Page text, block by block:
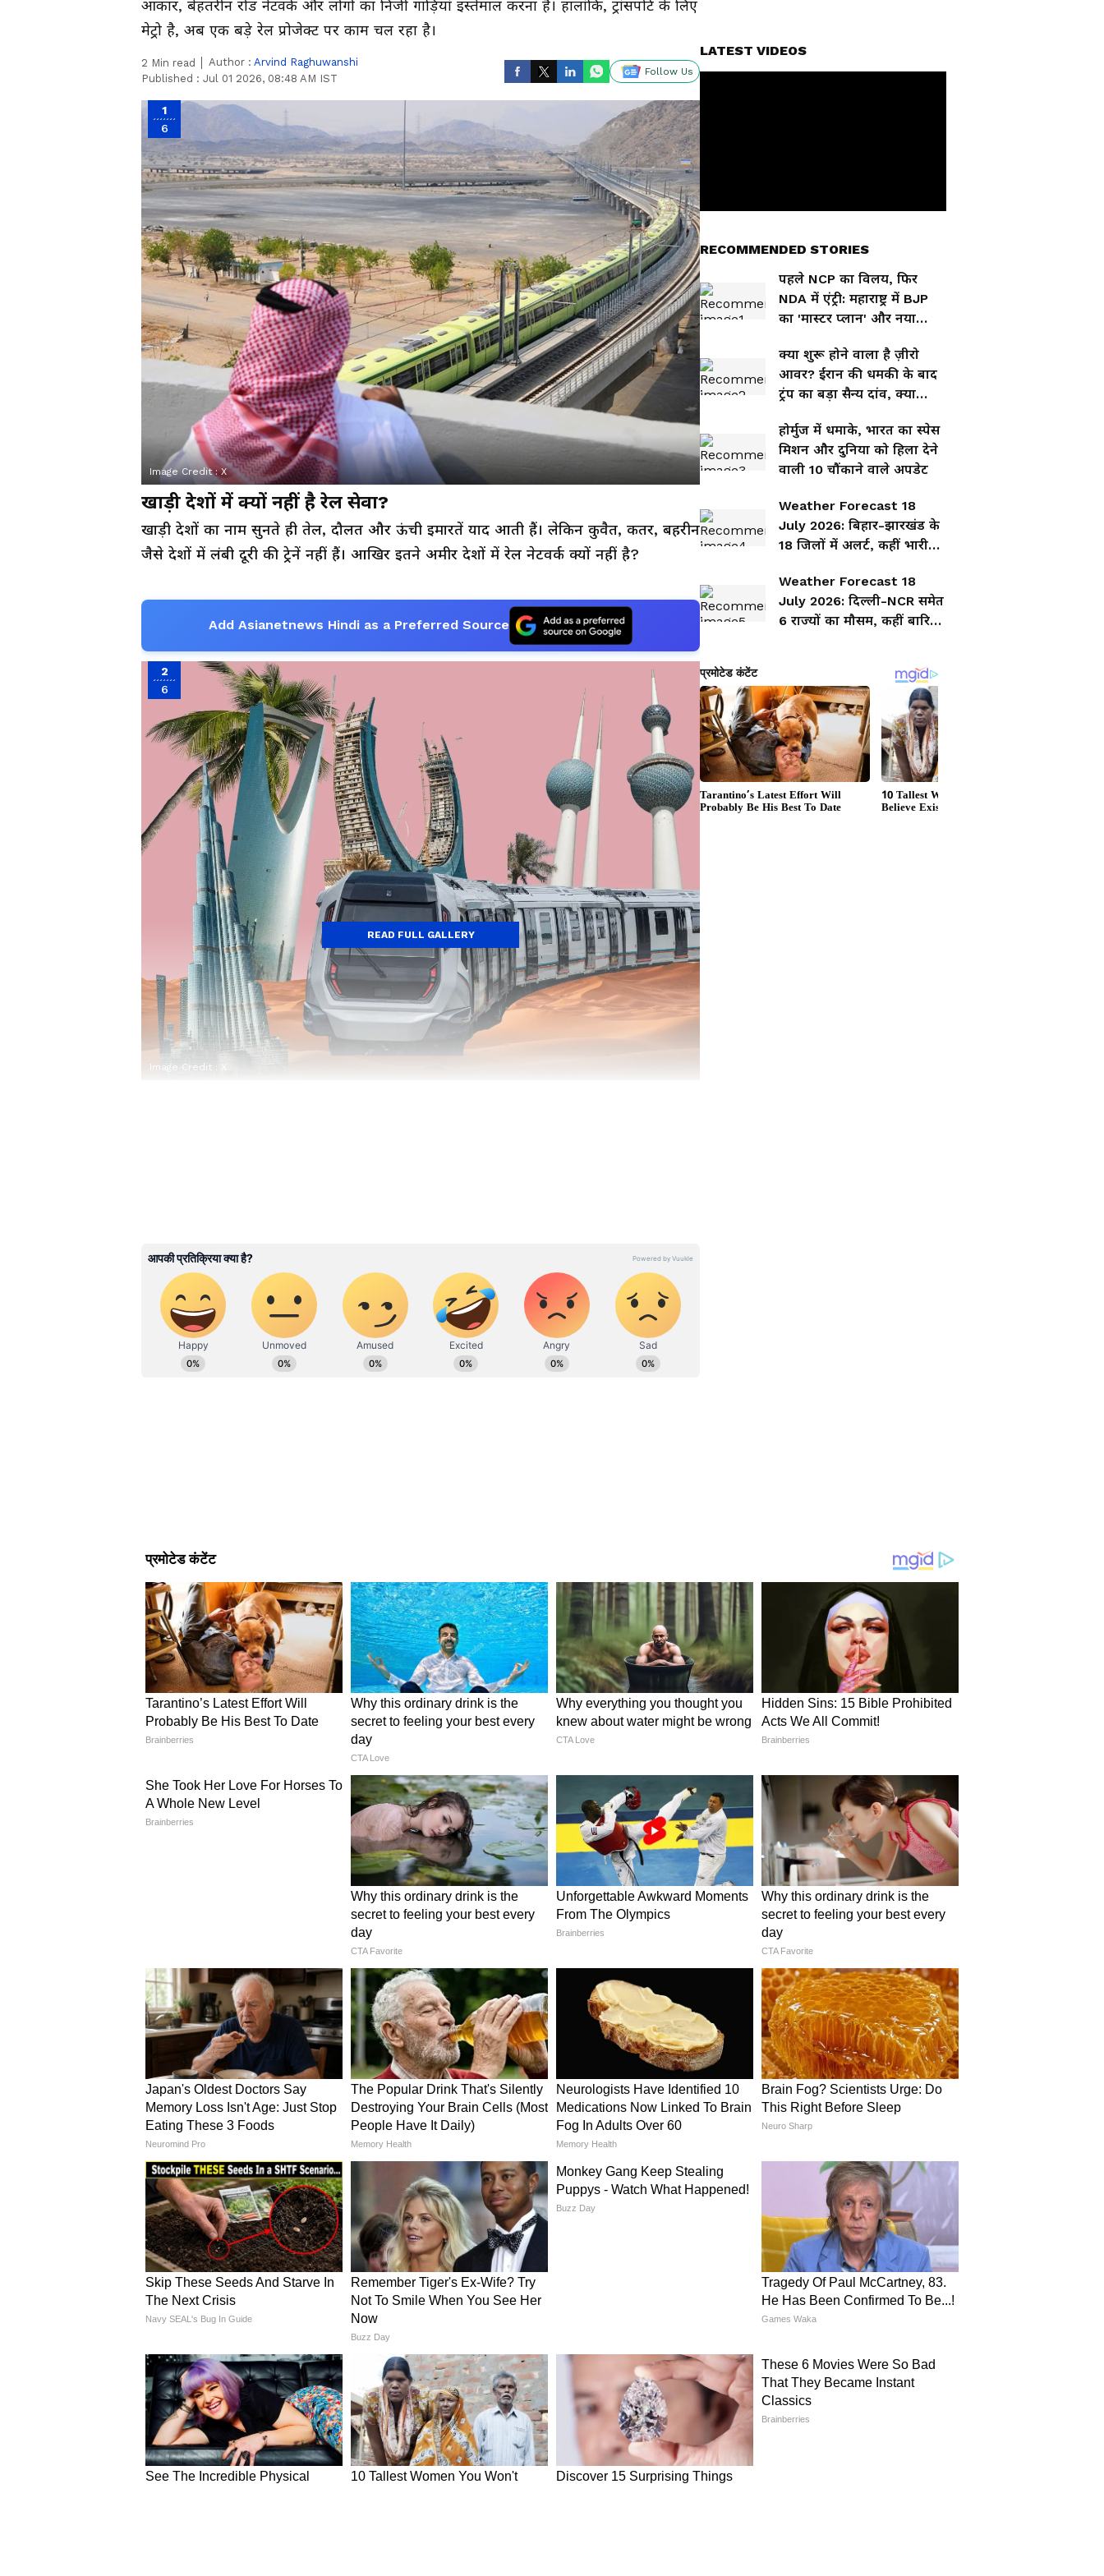
आकार, बेहतरीन रोड नेटवर्क और लोगों का निजी गाड़ियां इस्तेमाल करना है। हालांकि, ट्रांसपोर्ट के लिए
मेट्रो है, अब एक बड़े रेल प्रोजेक्ट पर काम चल रहा है।
2 Min read Author : Arvind Raghuwanshi
Published : Jul 01 2026, 08:48 AM IST
Follow Us
1
6
Image Credit :X
खाड़ी देशों में क्यों नहीं है रेल सेवा?
खाड़ी देशों का नाम सुनते ही तेल, दौलत और ऊंची इमारतें याद आती हैं। लेकिन कुवैत, कतर, बहरीन
जैसे देशों में लंबी दूरी की ट्रेनें नहीं हैं। आखिर इतने अमीर देशों में रेल नेटवर्क क्यों नहीं है?
Add Asianetnews Hindi as a Preferred Source
2
6
Image Credit :
6
Image Credit :X
शानदार एक्सप्रेसवे और निजी कारों का उपयोग
इन देशों ने तेल की दौलत से वर्ल्ड-क्लास एक्सप्रेसवे और सड़कें बनाई हैं। यहां पेट्रोल-डीजल भी
बहुत सस्ता है, इसलिए ज्यादातर लोग अपनी लग्जरी कारों या आधुनिक बसों से सफर करना पसंद
करते हैं।
Image Credit :X
शहरी परिवहन के लिए मेट्रो नेटवर्क की ताकत
इन देशों में लंबी दूरी की ट्रेनें भले न हों, लेकिन शहरी ट्रांसपोर्ट के लिए शानदार मेट्रो नेटवर्क है।
मिसाल के तौर पर, कतर का 'दोहा मेट्रो' सिस्टम बहुत सफल है और शहर के लोगों को आसान सफर
मुहैया कराता है।
5
6
READ FULL GALLERY
LATEST VIDEOS
RECOMMENDED STORIES
पहले NCP का विलय, फिर
NDA में एंट्री: महाराष्ट्र में BJP
का 'मास्टर प्लान' और नया
क्या शुरू होने वाला है ज़ीरो
आवर? ईरान की धमकी के बाद
ट्रंप का बड़ा सैन्य दांव, क्या
होर्मुज में धमाके, भारत का स्पेस
मिशन और दुनिया को हिला देने
वाली 10 चौंकाने वाले अपडेट
Weather Forecast 18
July 2026: बिहार-झारखंड के
18 जिलों में अलर्ट, कहीं भारी
खतरा
Weather Forecast 18
July 2026: दिल्ली-NCR समेत
6 राज्यों का मौसम, कहीं बारिश-